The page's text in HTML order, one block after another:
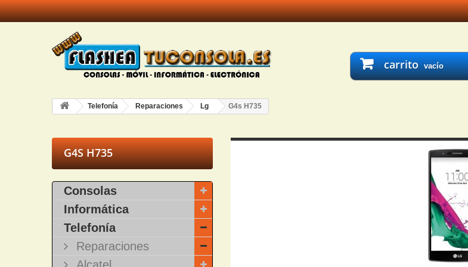
carrito vacío
Telefonía Reparaciones Lg G4s H735
G4S H735
Consolas
Informática
Telefonía
Reparaciones